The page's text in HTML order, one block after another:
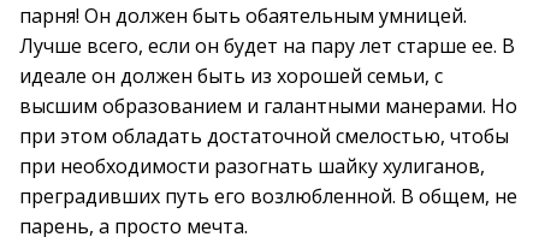
парня! Он должен быть обаятельным умницей.
Лучше всего, если он будет на пару лет старше ее. В
идеале он должен быть из хорошей семьи, с
высшим образованием и галантными манерами. Но
при этом обладать достаточной смелостью, чтобы
при необходимости разогнать шайку хулиганов,
преградивших путь его возлюбленной. В общем, не
парень, а просто мечта.